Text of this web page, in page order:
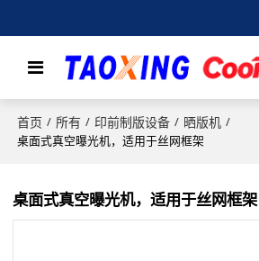
首页 / 所有 / 印前制版设备 / 晒版机 /
桌面式真空曝光机，适用于丝网框架
桌面式真空曝光机，适用于丝网框架